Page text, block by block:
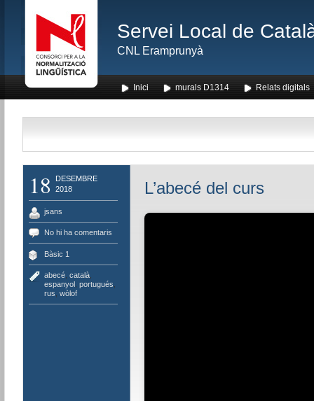
Servei Local de
CNL Eramprunyà
Inici murals D1314 Relats digitals
18
DESEMBRE
2018
jsans
No hi ha comentaris
Bàsic 1
abecé, català,
espanyol, portugués
rus wòlof
L’abecé del curs